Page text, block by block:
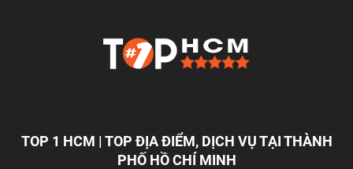
TOP 1 HCM | TOP ĐỊA ĐIỂM, DỊCH VỤ TẠI THÀNH
PHỐ HỒ CHÍ MINH